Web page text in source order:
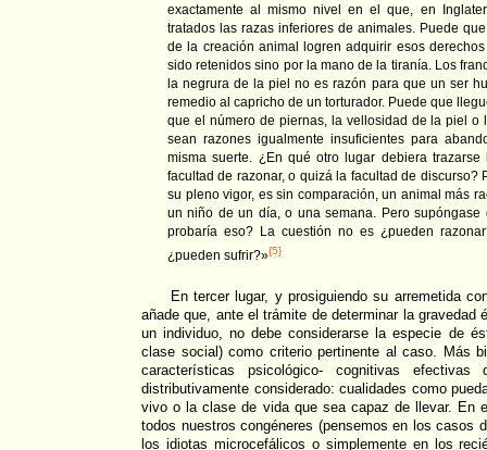
exactamente al mismo nivel en el que, en
tratados las razas inferiores de animales. Puede
de la creación animal logren adquirir esos
sido retenidos sino por la mano de la tiranía. Los
la negrura de la piel no es razón para que un ser
remedio al capricho de un torturador. Puede que
que el número de piernas, la vellosidad de la piel
sean razones igualmente insuficientes para
misma suerte. ¿En qué otro lugar debiera
facultad de razonar, o quizá la facultad de discurso?
su pleno vigor, es sin comparación, un animal más
un niño de un día, o una semana. Pero
probaría eso? La cuestión no es ¿pueden
¿pueden sufrir?»{5}
En tercer lugar, y prosiguiendo su arremetida
añade que, ante el trámite de determinar la gravedad
un individuo, no debe considerarse la especie de
clase social) como criterio pertinente al caso. Más
características psicológico- cognitivas
distributivamente considerado: cualidades como
vivo o la clase de vida que sea capaz de llevar. En
todos nuestros congéneres (pensemos en los casos
los idiotas microcefálicos o simplemente en los